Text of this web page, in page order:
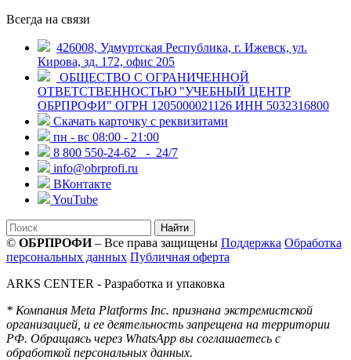
Всегда на связи
426008, Удмуртская Республика, г. Ижевск, ул.
Кирова, зд. 172, офис 205
ОБЩЕСТВО С ОГРАНИЧЕННОЙ
ОТВЕТСТВЕННОСТЬЮ "УЧЕБНЫЙ ЦЕНТР
ОБРПРОФИ" ОГРН 1205000021126 ИНН 5032316800
Скачать карточку с реквизитами
пн - вс 08:00 - 21:00
8 800 550-24-62
- 24/7
info@obrprofi.ru
ВКонтакте
YouTube
Найти
© ОБРПРОФИ– Все права защищены Поддержка Обработка
персональных данных Публичная оферта
ARKS CENTER - Разработка и упаковка
* Компания Meta Platforms Inc. признана экстремистской
организацией, и ее деятельность запрещена на территории
РФ. Обращаясь через WhatsApp вы соглашаетесь с
обработкой персональных данных.